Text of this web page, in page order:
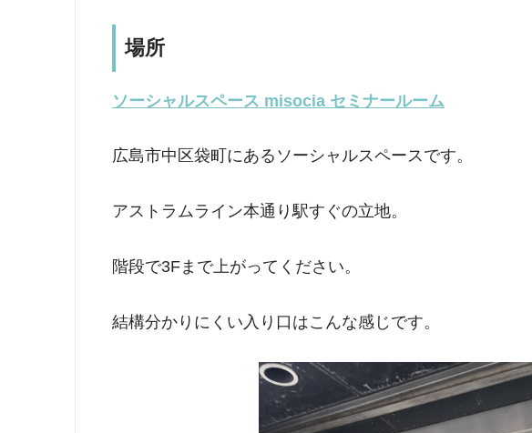
場所
ソーシャルスペース misocia セミナールーム
広島市中区袋町にあるソーシャルスペースです。
アストラムライン本通り駅すぐの立地。
階段で3Fまで上がってください。
結構分かりにくい入り口はこんな感じです。